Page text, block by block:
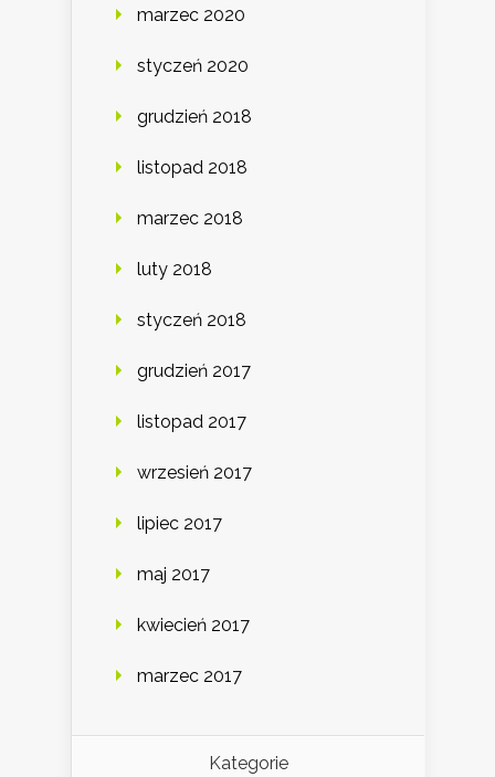
marzec 2020
styczeń 2020
grudzień 2018
listopad 2018
marzec 2018
luty 2018
styczeń 2018
grudzień 2017
listopad 2017
wrzesień 2017
lipiec 2017
maj 2017
kwiecień 2017
marzec 2017
Kategorie